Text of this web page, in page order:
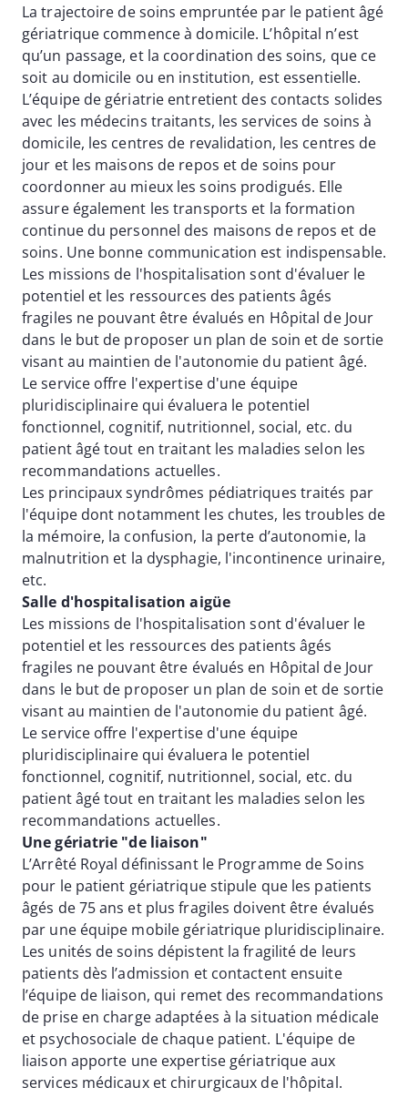
La trajectoire de soins empruntée par le patient âgé
gériatrique commence à domicile. L’hôpital n’est
qu’un passage, et la coordination des soins, que ce
soit au domicile ou en institution, est essentielle.
L’équipe de gériatrie entretient des contacts solides
avec les médecins traitants, les services de soins à
domicile, les centres de revalidation, les centres de
jour et les maisons de repos et de soins pour
coordonner au mieux les soins prodigués. Elle
assure également les transports et la formation
continue du personnel des maisons de repos et de
soins. Une bonne communication est indispensable.
Les missions de l'hospitalisation sont d'évaluer le
potentiel et les ressources des patients âgés
fragiles ne pouvant être évalués en Hôpital de Jour
dans le but de proposer un plan de soin et de sortie
visant au maintien de l'autonomie du patient âgé.
Le service offre l'expertise d'une équipe
pluridisciplinaire qui évaluera le potentiel
fonctionnel, cognitif, nutritionnel, social, etc. du
patient âgé tout en traitant les maladies selon les
recommandations actuelles.
Les principaux syndrômes pédiatriques traités par
l'équipe dont notamment les chutes, les troubles de
la mémoire, la confusion, la perte d’autonomie, la
malnutrition et la dysphagie, l'incontinence urinaire,
etc.
Salle d'hospitalisation aigüe
Les missions de l'hospitalisation sont d'évaluer le
potentiel et les ressources des patients âgés
fragiles ne pouvant être évalués en Hôpital de Jour
dans le but de proposer un plan de soin et de sortie
visant au maintien de l'autonomie du patient âgé.
Le service offre l'expertise d'une équipe
pluridisciplinaire qui évaluera le potentiel
fonctionnel, cognitif, nutritionnel, social, etc. du
patient âgé tout en traitant les maladies selon les
recommandations actuelles.
Une gériatrie "de liaison"
L’Arrêté Royal définissant le Programme de Soins
pour le patient gériatrique stipule que les patients
âgés de 75 ans et plus fragiles doivent être évalués
par une équipe mobile gériatrique pluridisciplinaire.
Les unités de soins dépistent la fragilité de leurs
patients dès l’admission et contactent ensuite
l’équipe de liaison, qui remet des recommandations
de prise en charge adaptées à la situation médicale
et psychosociale de chaque patient. L'équipe de
liaison apporte une expertise gériatrique aux
services médicaux et chirurgicaux de l'hôpital.